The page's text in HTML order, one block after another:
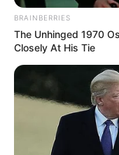
BRAINBERRIES
The Unhinged 1970
Closely At His Tie